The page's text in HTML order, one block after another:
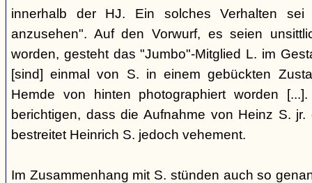
innerhalb der HJ. Ein solches Verhalten sei
anzusehen". Auf den Vorwurf, es seien
worden, gesteht das "Jumbo"-Mitglied L. im
[sind] einmal von S. in einem gebückten
Hemde von hinten photographiert worden
berichtigen, dass die Aufnahme von Heinz S.
bestreitet Heinrich S. jedoch vehement.
Im Zusammenhang mit S. stünden auch so